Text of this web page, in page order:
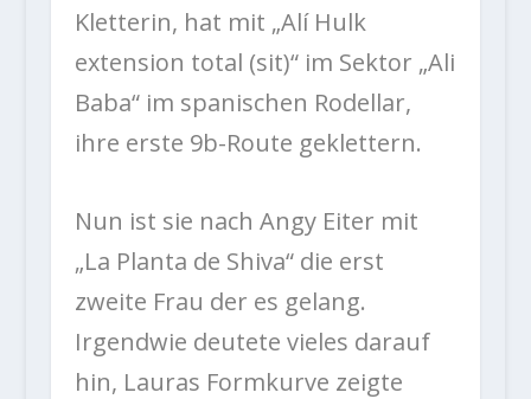
Kletterin, hat mit „Alí Hulk
extension total (sit)“ im Sektor „Ali
Baba“ im spanischen Rodellar,
ihre erste 9b-Route geklettern.
Nun ist sie nach Angy Eiter mit
„La Planta de Shiva“ die erst
zweite Frau der es gelang.
Irgendwie deutete vieles darauf
hin, Lauras Formkurve zeigte